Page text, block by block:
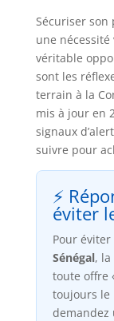
Sécuriser son
une
véritable
sont les
terrain à la
mis à jour en
signaux
suivre pour
⚡
éviter
Pour éviter
Sénégal, la
toute offre
toujours le
demandez